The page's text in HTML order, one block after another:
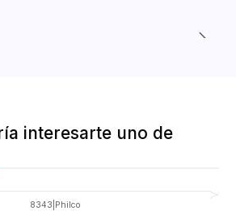
interesarte uno de
8343 Philco